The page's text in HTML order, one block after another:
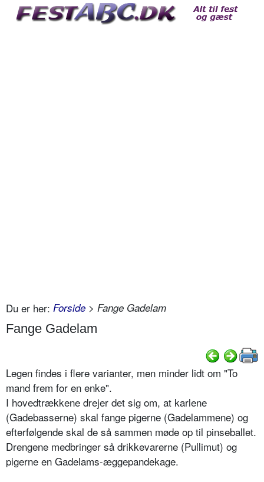
Du er her: Forside > Fange Gadelam
Fange Gadelam
Legen findes i flere varianter, men minder lidt om "To
mand frem for en enke".
I hoved­trækkene drejer det sig om, at karlene
(Gadebasserne) skal fange pigerne (Gade­lammene) og
efterfølgende skal de så sammen møde op til pinseballet.
Drengene medbringer så drikkevarer­ne (Pullimut) og
pigerne en Gadelams-æggepandekage.